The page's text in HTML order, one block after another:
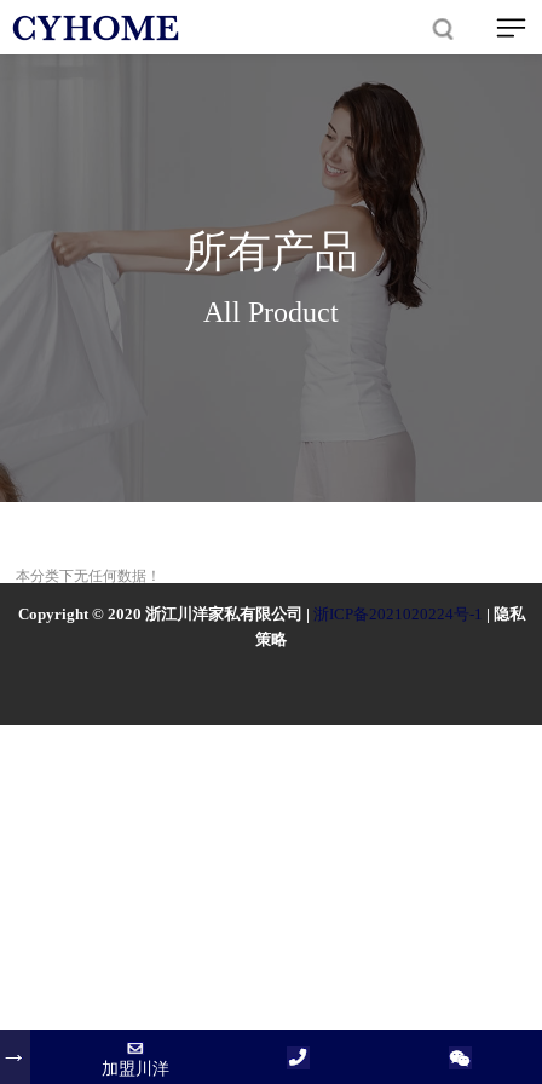
所有产品
All Product
本分类下无任何数据！
Copyright © 2020 浙江川洋家私有限公司 | 浙ICP备2021020224号-1 | 隐私
策略
加盟川洋
加盟川洋